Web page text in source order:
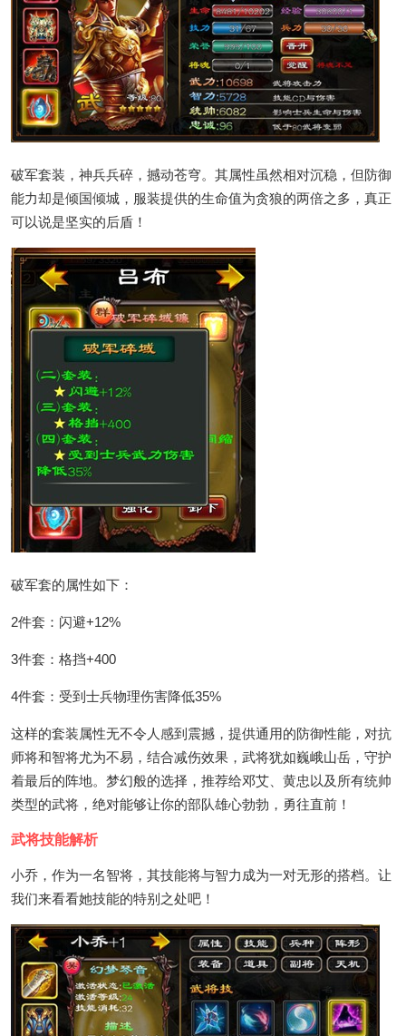
破军套装，神兵兵碎，撼动苍穹。其属性虽然相对沉稳，但防御
能力却是倾国倾城，服装提供的生命值为贪狼的两倍之多，真正
可以说是坚实的后盾！
破军套的属性如下：
2件套：闪避+12%
3件套：格挡+400
4件套：受到士兵物理伤害降低35%
这样的套装属性无不令人感到震撼，提供通用的防御性能，对抗
师将和智将尤为不易，结合减伤效果，武将犹如巍峨山岳，守护
着最后的阵地。梦幻般的选择，推荐给邓艾、黄忠以及所有统帅
类型的武将，绝对能够让你的部队雄心勃勃，勇往直前！
武将技能解析
小乔，作为一名智将，其技能将与智力成为一对无形的搭档。让
我们来看看她技能的特别之处吧！